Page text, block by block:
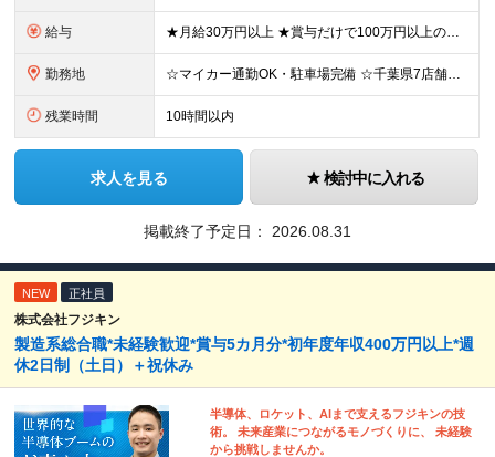
給与 ★月給30万円以上 ★賞与だけで100万円以上の支給実績も ★1年で年収1000万円のメンバー在籍 ★インセンティブで月20万円獲得した実績も 月給30万円～50万円＋賞与年1回（最大3カ月分）＋イ
勤務地 ☆マイカー通勤OK・駐車場完備 ☆千葉県7店舗で募集 ☆2026年新店舗立ち上げ店舗あり ☆転勤なし 本社、もしくは以下店舗での勤務になります。 【本社】 千葉県印旛郡酒々井町本佐倉457-2
残業時間 10時間以内
求人を見る 検討中に入れる
掲載終了予定日： 2026.08.31
NEW 正社員
株式会社フジキン
製造系総合職*未経験歓迎*賞与5カ月分*初年度年収400万円以上*週
休2日制（土日）＋祝休み
半導体、ロケット、AIまで支えるフジキンの技
術。 未来産業につながるモノづくりに、 未経験
から挑戦しませんか。